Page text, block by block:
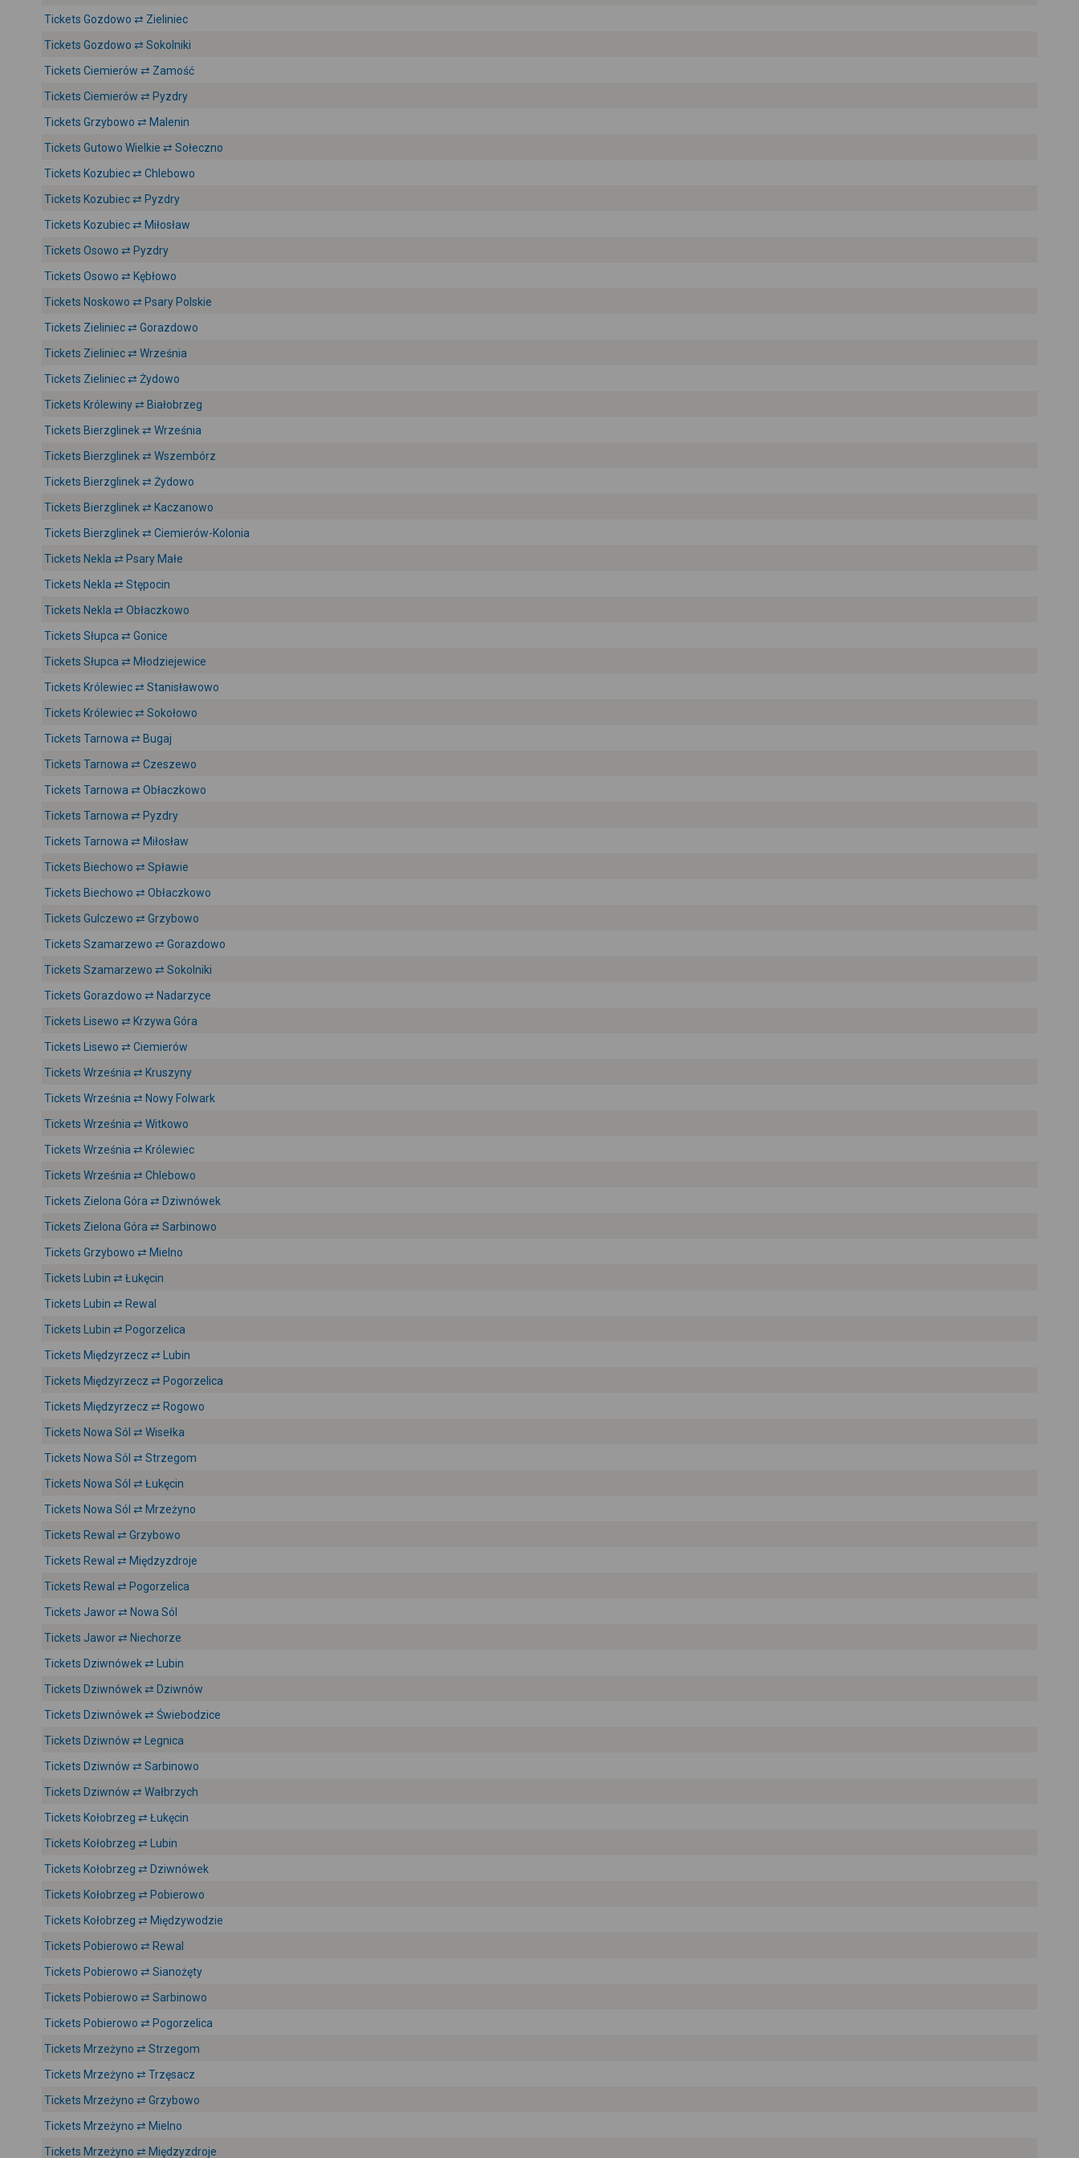
Tickets Gozdowo ⇄ Zieliniec
Tickets Gozdowo ⇄ Sokolniki
Tickets Ciemierów ⇄ Zamość
Tickets Ciemierów ⇄ Pyzdry
Tickets Grzybowo ⇄ Malenin
Tickets Gutowo Wielkie ⇄ Sołeczno
Tickets Kozubiec ⇄ Chlebowo
Tickets Kozubiec ⇄ Pyzdry
Tickets Kozubiec ⇄ Miłosław
Tickets Osowo ⇄ Pyzdry
Tickets Osowo ⇄ Kębłowo
Tickets Noskowo ⇄ Psary Polskie
Tickets Zieliniec ⇄ Gorazdowo
Tickets Zieliniec ⇄ Września
Tickets Zieliniec ⇄ Żydowo
Tickets Królewiny ⇄ Białobrzeg
Tickets Bierzglinek ⇄ Września
Tickets Bierzglinek ⇄ Wszembórz
Tickets Bierzglinek ⇄ Żydowo
Tickets Bierzglinek ⇄ Kaczanowo
Tickets Bierzglinek ⇄ Ciemierów-Kolonia
Tickets Nekla ⇄ Psary Małe
Tickets Nekla ⇄ Stępocin
Tickets Nekla ⇄ Obłaczkowo
Tickets Słupca ⇄ Gonice
Tickets Słupca ⇄ Młodziejewice
Tickets Królewiec ⇄ Stanisławowo
Tickets Królewiec ⇄ Sokołowo
Tickets Tarnowa ⇄ Bugaj
Tickets Tarnowa ⇄ Czeszewo
Tickets Tarnowa ⇄ Obłaczkowo
Tickets Tarnowa ⇄ Pyzdry
Tickets Tarnowa ⇄ Miłosław
Tickets Biechowo ⇄ Spławie
Tickets Biechowo ⇄ Obłaczkowo
Tickets Gulczewo ⇄ Grzybowo
Tickets Szamarzewo ⇄ Gorazdowo
Tickets Szamarzewo ⇄ Sokolniki
Tickets Gorazdowo ⇄ Nadarzyce
Tickets Lisewo ⇄ Krzywa Góra
Tickets Lisewo ⇄ Ciemierów
Tickets Września ⇄ Kruszyny
Tickets Września ⇄ Nowy Folwark
Tickets Września ⇄ Witkowo
Tickets Września ⇄ Królewiec
Tickets Września ⇄ Chlebowo
Tickets Zielona Góra ⇄ Dziwnówek
Tickets Zielona Góra ⇄ Sarbinowo
Tickets Grzybowo ⇄ Mielno
Tickets Lubin ⇄ Łukęcin
Tickets Lubin ⇄ Rewal
Tickets Lubin ⇄ Pogorzelica
Tickets Międzyrzecz ⇄ Lubin
Tickets Międzyrzecz ⇄ Pogorzelica
Tickets Międzyrzecz ⇄ Rogowo
Tickets Nowa Sól ⇄ Wisełka
Tickets Nowa Sól ⇄ Strzegom
Tickets Nowa Sól ⇄ Łukęcin
Tickets Nowa Sól ⇄ Mrzeżyno
Tickets Rewal ⇄ Grzybowo
Tickets Rewal ⇄ Międzyzdroje
Tickets Rewal ⇄ Pogorzelica
Tickets Jawor ⇄ Nowa Sól
Tickets Jawor ⇄ Niechorze
Tickets Dziwnówek ⇄ Lubin
Tickets Dziwnówek ⇄ Dziwnów
Tickets Dziwnówek ⇄ Świebodzice
Tickets Dziwnów ⇄ Legnica
Tickets Dziwnów ⇄ Sarbinowo
Tickets Dziwnów ⇄ Wałbrzych
Tickets Kołobrzeg ⇄ Łukęcin
Tickets Kołobrzeg ⇄ Lubin
Tickets Kołobrzeg ⇄ Dziwnówek
Tickets Kołobrzeg ⇄ Pobierowo
Tickets Kołobrzeg ⇄ Międzywodzie
Tickets Pobierowo ⇄ Rewal
Tickets Pobierowo ⇄ Sianożęty
Tickets Pobierowo ⇄ Sarbinowo
Tickets Pobierowo ⇄ Pogorzelica
Tickets Mrzeżyno ⇄ Strzegom
Tickets Mrzeżyno ⇄ Trzęsacz
Tickets Mrzeżyno ⇄ Grzybowo
Tickets Mrzeżyno ⇄ Mielno
Tickets Mrzeżyno ⇄ Międzyzdroje